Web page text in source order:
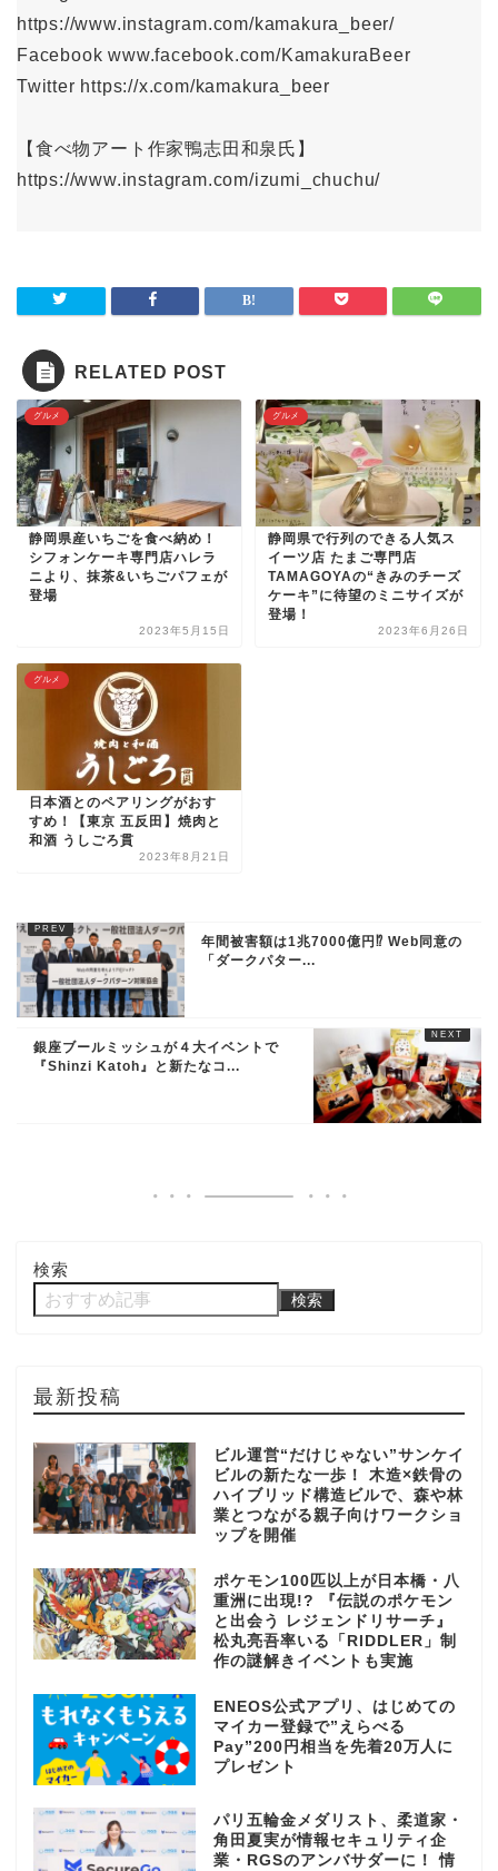
https://www.instagram.com/kamakura_beer/
Facebook www.facebook.com/KamakuraBeer
Twitter https://x.com/kamakura_beer
【食べ物アート作家鴨志田和泉氏】
https://www.instagram.com/izumi_chuchu/
RELATED POST
グルメ
静岡県産いちごを食べ納め！
シフォンケーキ専門店ハレラ
ニより、抹茶&いちごパフェが
登場
2023年5月15日
グルメ
静岡県で行列のできる人気ス
イーツ店 たまご専門店
TAMAGOYAの“きみのチーズ
ケーキ”に待望のミニサイズが
登場！
2023年6月26日
グルメ
日本酒とのペアリングがおす
すめ！【東京 五反田】焼肉と
和酒 うしごろ貫
2023年8月21日
年間被害額は1兆7000億円⁉ Web同意の
「ダークパター...
銀座ブールミッシュが４大イベントで
『Shinzi Katoh』と新たなコ...
検索
検索
最新投稿
ビル運営“だけじゃない”サンケイ
ビルの新たな一歩！ 木造×鉄骨の
ハイブリッド構造ビルで、森や林
業とつながる親子向けワークショ
ップを開催
ポケモン100匹以上が日本橋・八
重洲に出現!? 『伝説のポケモン
と出会う レジェンドリサーチ』
松丸亮吾率いる「RIDDLER」制
作の謎解きイベントも実施
ENEOS公式アプリ、はじめての
マイカー登録で”えらべる
Pay”200円相当を先着20万人に
プレゼント
パリ五輪金メダリスト、柔道家・
角田夏実が情報セキュリティ企
業・RGSのアンバサダーに！ 情